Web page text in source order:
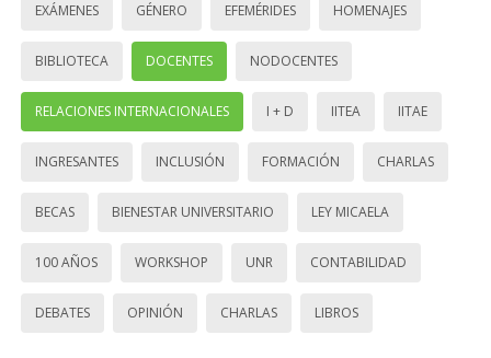
EXÁMENES GÉNERO EFEMÉRIDES HOMENAJES
BIBLIOTECA DOCENTES NODOCENTES
RELACIONES INTERNACIONALES I + D IITEA IITAE
INGRESANTES INCLUSIÓN FORMACIÓN CHARLAS
BECAS BIENESTAR UNIVERSITARIO LEY MICAELA
100 AÑOS WORKSHOP UNR CONTABILIDAD
DEBATES OPINIÓN CHARLAS LIBROS